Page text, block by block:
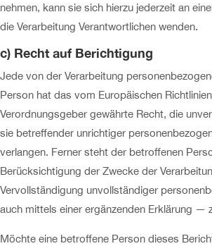
nehmen, kann sie sich hierzu jederzeit an
die Verarbeitung Verantwortlichen wenden.
c) Recht auf Berichtigung
Jede von der Verarbeitung
Person hat das vom Europäischen
Verordnungsgeber gewährte Recht, die
sie betreffender unrichtiger
verlangen. Ferner steht der betroffenen
Berücksichtigung der Zwecke der
Vervollständigung unvollständiger
auch mittels einer ergänzenden Erklärung —
Möchte eine betroffene Person dieses